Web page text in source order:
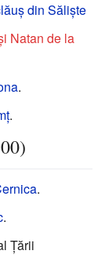
din Săliște
Natan de la
.
.
.
.
Țării